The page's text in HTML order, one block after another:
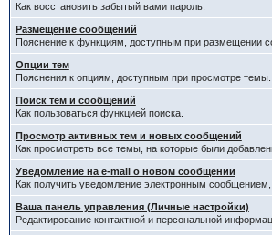
Как восстановить забытый вами пароль.
Размещение сообщений
Пояснение к функциям, доступным при размещении
Опции тем
Пояснения к опциям, доступным при просмотре темы.
Поиск тем и сообщений
Как пользоваться функцией поиска.
Просмотр активных тем и новых сообщений
Как просмотреть все темы, на которые были
Уведомление на е-mail о новом сообщении
Как получить уведомление электронным
Ваша панель управления (Личные настройки)
Редактирование контактной и персональной